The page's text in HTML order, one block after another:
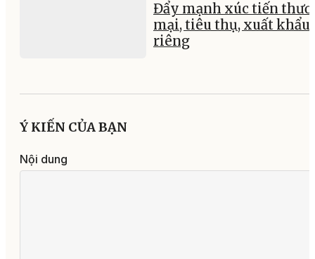
Đẩy mạnh xúc tiến
mại, tiêu thụ, xuất khẩu
riêng
Ý KIẾN CỦA BẠN
Nội dung